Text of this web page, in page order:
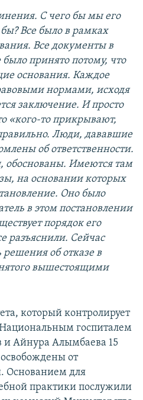
С чего бы мы его
Все было в рамках
Все документы в
принято потому, что
основания. Каждое
нормами, исходя
заключение. И просто
«кого-то прикрывают,
Люди, дававшие
об ответственности.
обоснованы. Имеются там
на основании которых
Оно было
в этом постановлении
порядок его
разъяснили. Сейчас
решения об отказе в
вышестоящими
который контролирует
госпиталем
и Айнура Алымбаева 15
от
Основанием для
практики послужили